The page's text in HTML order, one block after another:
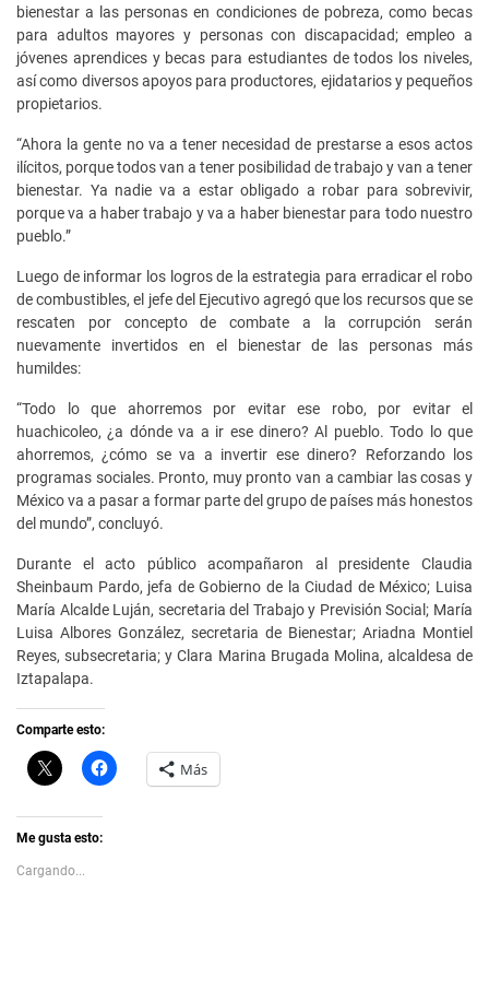
bienestar a las personas en condiciones de pobreza, como becas
para adultos mayores y personas con discapacidad; empleo a
jóvenes aprendices y becas para estudiantes de todos los niveles,
así como diversos apoyos para productores, ejidatarios y pequeños
propietarios.
“Ahora la gente no va a tener necesidad de prestarse a esos actos
ilícitos, porque todos van a tener posibilidad de trabajo y van a tener
bienestar. Ya nadie va a estar obligado a robar para sobrevivir,
porque va a haber trabajo y va a haber bienestar para todo nuestro
pueblo.”
Luego de informar los logros de la estrategia para erradicar el robo
de combustibles, el jefe del Ejecutivo agregó que los recursos que se
rescaten por concepto de combate a la corrupción serán
nuevamente invertidos en el bienestar de las personas más
humildes:
“Todo lo que ahorremos por evitar ese robo, por evitar el
huachicoleo, ¿a dónde va a ir ese dinero? Al pueblo. Todo lo que
ahorremos, ¿cómo se va a invertir ese dinero? Reforzando los
programas sociales. Pronto, muy pronto van a cambiar las cosas y
México va a pasar a formar parte del grupo de países más honestos
del mundo”, concluyó.
Durante el acto público acompañaron al presidente Claudia
Sheinbaum Pardo, jefa de Gobierno de la Ciudad de México; Luisa
María Alcalde Luján, secretaria del Trabajo y Previsión Social; María
Luisa Albores González, secretaria de Bienestar; Ariadna Montiel
Reyes, subsecretaria; y Clara Marina Brugada Molina, alcaldesa de
Iztapalapa.
Comparte esto:
C
l
k
t
s
h
H
a Más
Me gusta esto:
Cargando...